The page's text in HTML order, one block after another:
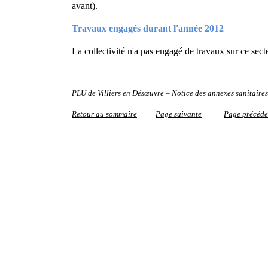
avant).
Travaux engagés durant l'année 2012
La collectivité n'a pas engagé de travaux sur ce
PLU de Villiers en Désœuvre – Notice des annexes sanitaires
Retour au sommaire Page suivante Page